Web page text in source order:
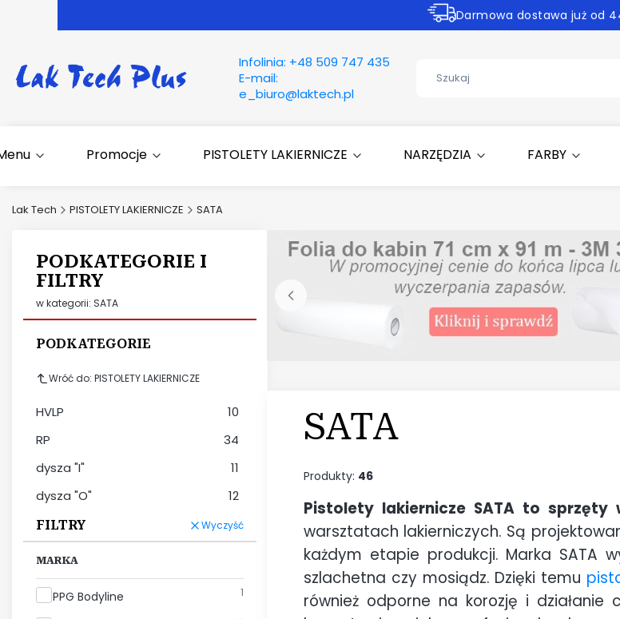
Darmowa dostawa już od
Infolinia: +48 509 747 435
E-mail:
e_biuro@laktech.pl
Promocje PISTOLETY LAKIERNICZE NARZĘDZIA FARBY
Lak Tech PISTOLETY LAKIERNICZE SATA
PODKATEGORIE I
FILTRY
w kategorii: SATA
PODKATEGORIE
Wróć do: PISTOLETY LAKIERNICZE
HVLP
10
RP
34
dysza "I"
11
dysza "O"
12
FILTRY Wyczyść
MARKA
Marka
PPG Bodyline 1
SATA
Produkty: 46
Pistolety lakiernicze SATA to sprzęty
warsztatach lakierniczych. Są
każdym etapie produkcji. Marka SATA
szlachetna czy mosiądz. Dzięki temu
również odporne na korozję i działanie